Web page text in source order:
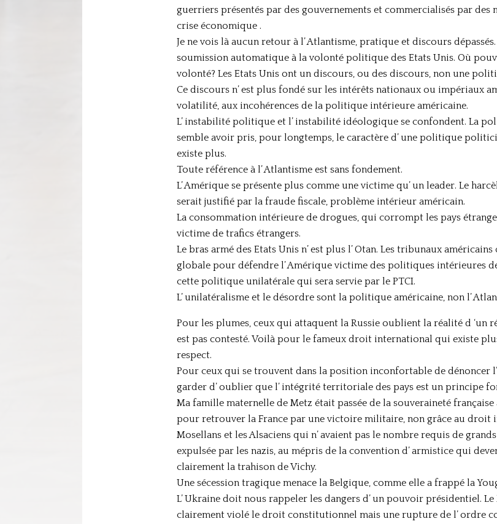
guerriers présentés par des gouvernements et commercialisés par des
crise économique .
Je ne vois là aucun retour à l’ Atlantisme, pratique et discours dépassés.
soumission automatique à la volonté politique des Etats Unis. Où
volonté? Les Etats Unis ont un discours, ou des discours, non une
Ce discours n’ est plus fondé sur les intérêts nationaux ou impériaux
volatilité, aux incohérences de la politique intérieure américaine.
L’ instabilité politique et l’ instabilité idéologique se confondent. La
semble avoir pris, pour longtemps, le caractère d’ une politique
existe plus.
Toute référence à l’ Atlantisme est sans fondement.
L’ Amérique se présente plus comme une victime qu’ un leader. Le
serait justifié par la fraude fiscale, problème intérieur américain.
La consommation intérieure de drogues, qui corrompt les pays
victime de trafics étrangers.
Le bras armé des Etats Unis n’ est plus l’ Otan. Les tribunaux
globale pour défendre l’ Amérique victime des politiques intérieures
cette politique unilatérale qui sera servie par le PTCI.
L’ unilatéralisme et le désordre sont la politique américaine, non l’
Pour les plumes, ceux qui attaquent la Russie oublient la réalité d ‘un
est pas contesté. Voilà pour le fameux droit international qui existe
respect.
Pour ceux qui se trouvent dans la position inconfortable de dénoncer
garder d’ oublier que l’ intégrité territoriale des pays est un principe
Ma famille maternelle de Metz était passée de la souveraineté française
pour retrouver la France par une victoire militaire, non grâce au droit
Mosellans et les Alsaciens qui n’ avaient pas le nombre requis de
expulsée par les nazis, au mépris de la convention d’ armistice qui
clairement la trahison de Vichy.
Une sécession tragique menace la Belgique, comme elle a frappé la
L’ Ukraine doit nous rappeler les dangers d’ un pouvoir présidentiel.
clairement violé le droit constitutionnel mais une rupture de l’ ordre